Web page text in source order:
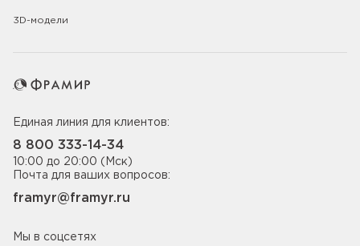
3D-модели
Единая линия для клиентов:
8 800 333-14-34
10:00 до 20:00 (Мск)
Почта для ваших вопросов:
framyr@framyr.ru
Мы в соцсетях